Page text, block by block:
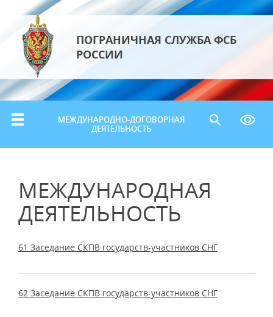
ПОГРАНИЧНАЯ СЛУЖБА ФСБ
РОССИИ
МЕЖДУНАРОДНО-ДОГОВОРНАЯ
ДЕЯТЕЛЬНОСТЬ
МЕЖДУНАРОДНАЯ
ДЕЯТЕЛЬНОСТЬ
61 Заседание СКПВ государств-участников СНГ
62 Заседание СКПВ государств-участников СНГ